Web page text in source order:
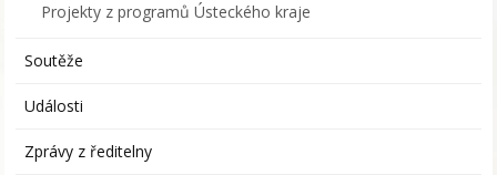
Projekty z programů Ústeckého kraje
Soutěže
Události
Zprávy z ředitelny